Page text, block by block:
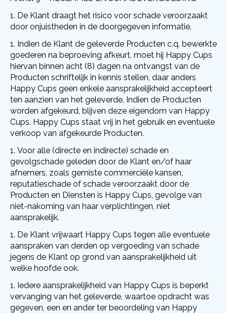
De Klant draagt het risico voor schade veroorzaakt
door onjuistheden in de doorgegeven informatie.
Indien de Klant de geleverde Producten c.q. bewerkte
goederen na beproeving afkeurt, moet hij Happy Cups
hiervan binnen acht (8) dagen na ontvangst van de
Producten schriftelijk in kennis stellen, daar anders
Happy Cups geen enkele aansprakelijkheid accepteert
ten aanzien van het geleverde. Indien de Producten
worden afgekeurd, blijven deze eigendom van Happy
Cups. Happy Cups staat vrij in het gebruik en eventuele
verkoop van afgekeurde Producten.
Voor alle (directe en indirecte) schade en
gevolgschade geleden door de Klant en/of haar
afnemers, zoals gemiste commerciële kansen,
reputatieschade of schade veroorzaakt door de
Producten en Diensten is Happy Cups, gevolge van
niet-nakoming van haar verplichtingen, niet
aansprakelijk.
De Klant vrijwaart Happy Cups tegen alle eventuele
aanspraken van derden op vergoeding van schade
jegens de Klant op grond van aansprakelijkheid uit
welke hoofde ook.
Iedere aansprakelijkheid van Happy Cups is beperkt
vervanging van het geleverde, waartoe opdracht was
gegeven, een en ander ter beoordeling van Happy